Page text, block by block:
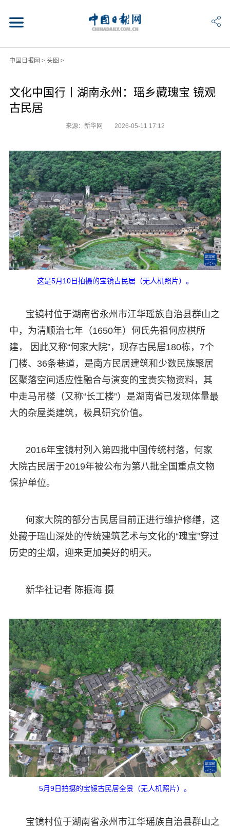
中国日报网 > 头图 >
文化中国行丨湖南永州：瑶乡藏瑰宝 镜观
古民居
来源：新华网 2026-05-11 17:12
这是5月10日拍摄的宝镜古民居（无人机照片）。
宝镜村位于湖南省永州市江华瑶族自治县群山之
中，为清顺治七年（1650年）何氏先祖何应棋所
建， 因此又称“何家大院”，现存古民居180栋，7个
门楼、36条巷道，是南方民居建筑和少数民族聚居
区聚落空间适应性融合与演变的宝贵实物资料，其
中走马吊楼（又称“长工楼”）是湖南省已发现体量最
大的杂屋类建筑，极具研究价值。
2016年宝镜村列入第四批中国传统村落，何家
大院古民居于2019年被公布为第八批全国重点文物
保护单位。
何家大院的部分古民居目前正进行维护修缮，这
处藏于瑶山深处的传统建筑艺术与文化的“瑰宝”穿过
历史的尘烟，迎来更加美好的明天。
新华社记者 陈振海 摄
5月9日拍摄的宝镜古民居全景（无人机照片）。
宝镜村位于湖南省永州市江华瑶族自治县群山之